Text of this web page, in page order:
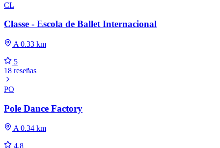
CL
Classe - Escola de Ballet Internacional
A 0.33 km
5
18 reseñas
PO
Pole Dance Factory
A 0.34 km
4.8